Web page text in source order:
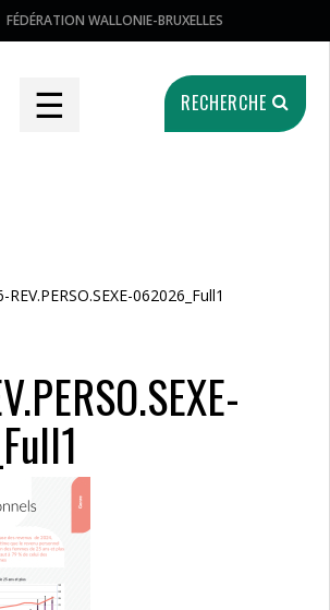
FÉDÉRATION WALLONIE-BRUXELLES
☰ RECHERCHE
REV.PERSO.SEXE-062026_Full1